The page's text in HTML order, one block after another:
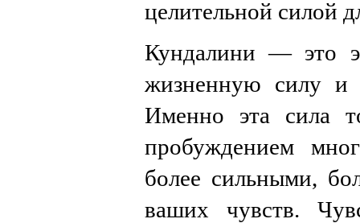
целительной силой
Кундалини — это
жизненную силу и
Именно эта сила
пробуждением
более сильными,
ваших чувств.